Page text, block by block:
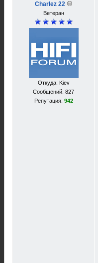
Charlez 22
Ветеран
Откуда: Kiev
Сообщений: 827
Репутация: 942